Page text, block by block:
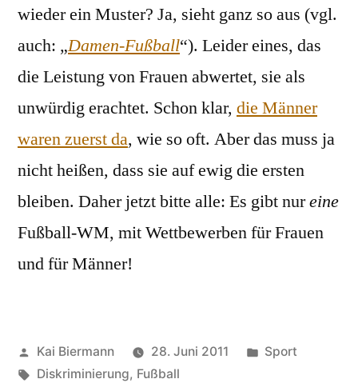
wieder ein Muster? Ja, sieht ganz so aus (vgl.
auch: „Damen-Fußball“). Leider eines, das
die Leistung von Frauen abwertet, sie als
unwürdig erachtet. Schon klar, die Männer
waren zuerst da, wie so oft. Aber das muss ja
nicht heißen, dass sie auf ewig die ersten
bleiben. Daher jetzt bitte alle: Es gibt nureine
Fußball-WM, mit Wettbewerben für Frauen
und für Männer!
Veröffentlicht
von
Kai Biermann 28. Juni 2011
Veröffentlicht
Sport
Schlagwörter:
Diskriminierung, Fußball